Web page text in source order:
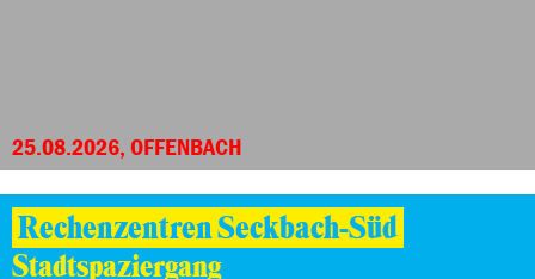
25.08.2026, OFFENBACH
Rechenzentren Seckbach-Süd
Stadtspaziergang